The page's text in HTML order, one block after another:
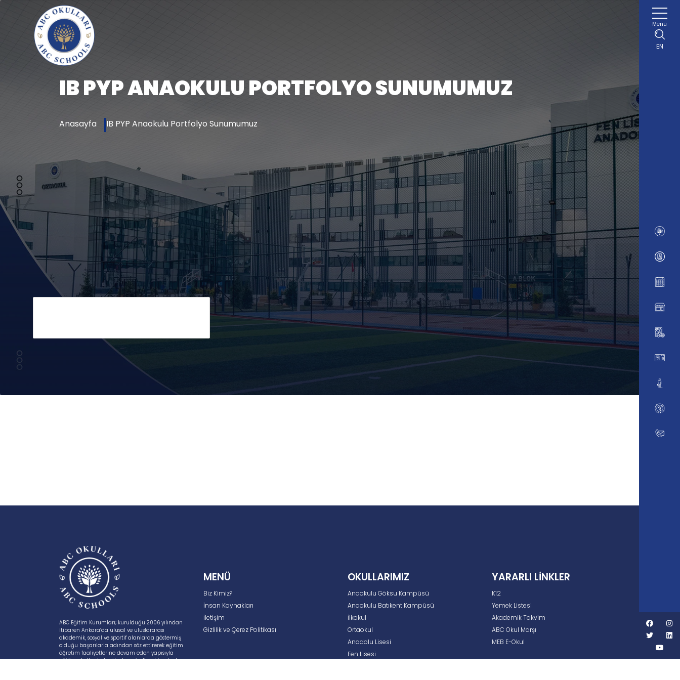
Menü
EN
IB PYP ANAOKULU PORTFOLYO SUNUMUMUZ
Anasayfa IB PYP Anaokulu Portfolyo Sunumumuz
ABC Eğitim Kurumları; kurulduğu 2006 yılından
itibaren Ankara’da ulusal ve uluslararası
akademik, sosyal ve sportif alanlarda göstermiş
olduğu başarılarla adından söz ettirerek eğitim
öğretim faaliyetlerine devam eden yapısıyla
eğitime tutkuyla bağlı, deneyimli ve bir o kadar
MENÜ
Biz Kimiz?
İnsan Kaynakları
İletişim
Gizlilik ve Çerez Politikası
OKULLARIMIZ
Anaokulu Göksu Kampüsü
Anaokulu Batıkent Kampüsü
İlkokul
Ortaokul
Anadolu Lisesi
Fen Lisesi
YARARLI LINKLER
K12
Yemek Listesi
Akademik Takvim
ABC Okul Marşı
MEB E-Okul